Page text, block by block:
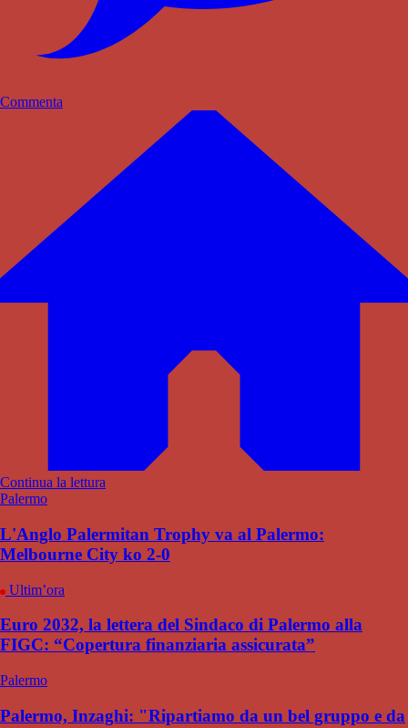
Commenta
Continua la lettura
Palermo
L'Anglo Palermitan Trophy va al Palermo:
Melbourne City ko 2-0
Ultim’ora
Euro 2032, la lettera del Sindaco di Palermo alla
FIGC: “Copertura finanziaria assicurata”
Palermo
Palermo, Inzaghi: "Ripartiamo da un bel gruppo e da